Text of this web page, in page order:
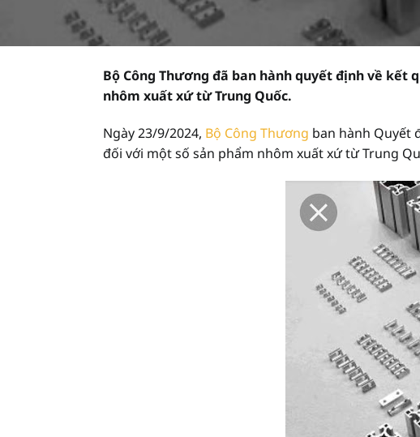
Bộ Công Thương đã ban hành quyết định về kết
nhôm xuất xứ từ Trung Quốc.
Ngày 23/9/2024, Bộ Công Thương ban hành Quyết
đối với một số sản phẩm nhôm xuất xứ từ Trung